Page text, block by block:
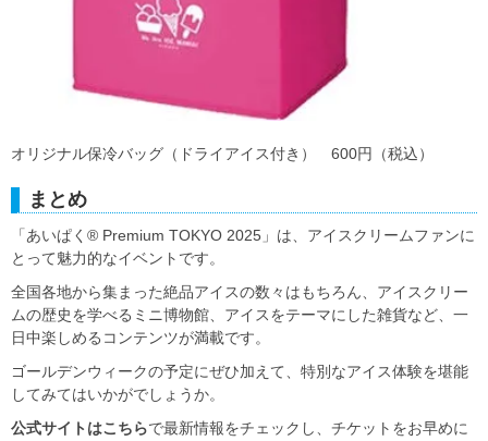
オリジナル保冷バッグ（ドライアイス付き） 600円（税込）
まとめ
「あいぱく® Premium TOKYO 2025」は、アイスクリームファンに
とって魅力的なイベントです。
全国各地から集まった絶品アイスの数々はもちろん、アイスクリー
ムの歴史を学べるミニ博物館、アイスをテーマにした雑貨など、一
日中楽しめるコンテンツが満載です。
ゴールデンウィークの予定にぜひ加えて、特別なアイス体験を堪能
してみてはいかがでしょうか。
公式サイトはこちらで最新情報をチェックし、チケットをお早めに